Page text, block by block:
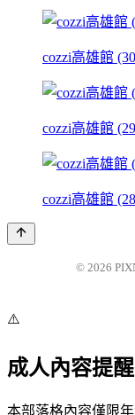
cozzi高雄館
cozzi高雄館
cozzi高雄館
© 2026
⚠️
成人內容提醒
本部落格內容僅限